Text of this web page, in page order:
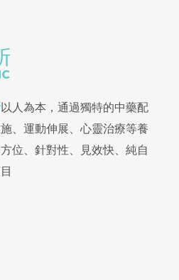
以人為本，通過獨特的中藥配
、運動伸展、心靈治療等養
位、針對性、見效快、純自